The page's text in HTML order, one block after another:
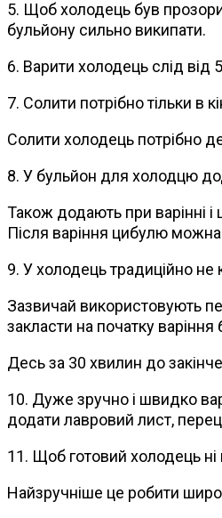
5. Щоб холодець був
бульйону сильно википати.
6. Варити холодець слід від
7. Солити потрібно тільки в
Солити холодець потрібно
8. У бульйон для холодцю
Також додають при варінні
Після варіння цибулю
9. У холодець традиційно не
Зазвичай використовують
закласти на початку
Десь за 30 хвилин до
10. Дуже зручно і швидко
додати лавровий лист,
11. Щоб готовий холодець
Найзручніше це робити